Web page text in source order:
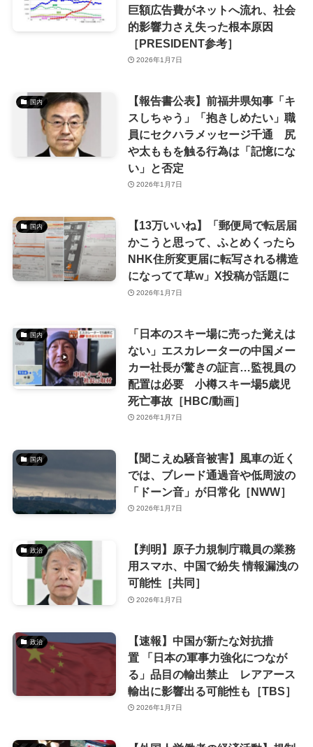
巨額広告費がネットへ流れ、社会
的影響力さえ失った根本原因
［PRESIDENT参考］
2026年1月7日
国内
【報告書公表】前福井県知事「キ
スしちゃう」「抱きしめたい」職
員にセクハラメッセージ千通 尻
や太ももを触る行為は「記憶にな
い」と否定
2026年1月7日
国内
【13万いいね】「郵便局で転居届
かこうと思って、ふとめくったら
NHK住所変更届に転写される構造
になってて草w」X投稿が話題に
2026年1月7日
国内
「日本のスキー場に売った覚えは
ない」エスカレーターの中国メー
カー社長が驚きの証言…監視員の
配置は必要 小樽スキー場5歳児
死亡事故［HBC/動画］
2026年1月7日
国内
【聞こえぬ騒音被害】風車の近く
では、ブレード通過音や低周波の
「ドーン音」が日常化［NWW］
2026年1月7日
政治
【判明】原子力規制庁職員の業務
用スマホ、中国で紛失 情報漏洩の
可能性［共同］
2026年1月7日
政治
【速報】中国が新たな対抗措
置 「日本の軍事力強化につなが
る」品目の輸出禁止 レアアース
輸出に影響出る可能性も［TBS］
2026年1月7日